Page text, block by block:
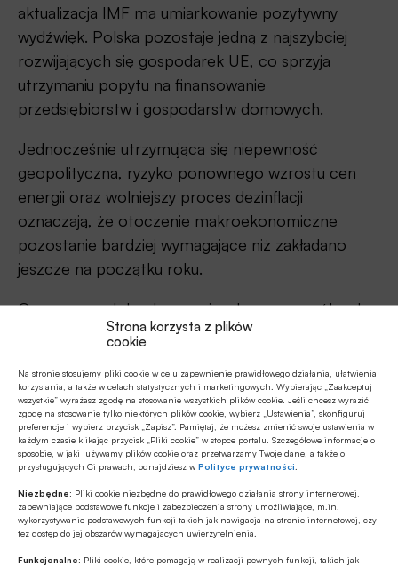
Strona korzysta z plików
cookie
Na stronie stosujemy pliki cookie w celu zapewnienie prawidłowego działania, ułatwienia
korzystania, a także w celach statystycznych i marketingowych. Wybierając „Zaakceptuj
wszystkie” wyrażasz zgodę na stosowanie wszystkich plików cookie. Jeśli chcesz wyrazić
zgodę na stosowanie tylko niektórych plików cookie, wybierz „Ustawienia”, skonfiguruj
preferencje i wybierz przycisk „Zapisz”. Pamiętaj, że możesz zmienić swoje ustawienia w
każdym czasie klikając przycisk „Pliki cookie” w stopce portalu. Szczegółowe informacje o
sposobie, w jaki używamy plików cookie oraz przetwarzamy Twoje dane, a także o
przysługujących Ci prawach, odnajdziesz wPolityce prywatności
Niezbędne: Pliki cookie niezbędne do prawidłowego działania strony internetowej,
zapewniające podstawowe funkcje i zabezpieczenia strony umożliwiające, m.in.
wykorzystywanie podstawowych funkcji takich jak nawigacja na stronie internetowej, czy
tez dostęp do jej obszarów wymagających uwierzytelnienia.
Funkcjonalne: Pliki cookie, które pomagają w realizacji pewnych funkcji, takich jak
aktualizacja IMF ma umiarkowanie pozytywny
wydźwięk. Polska pozostaje jedną z najszybciej
rozwijających się gospodarek UE, co sprzyja
utrzymaniu popytu na finansowanie
przedsiębiorstw i gospodarstw domowych.
Jednocześnie utrzymująca się niepewność
geopolityczna, ryzyko ponownego wzrostu cen
energii oraz wolniejszy proces dezinflacji
oznaczają, że otoczenie makroekonomiczne
pozostanie bardziej wymagające niż zakładano
jeszcze na początku roku.
O przewagach konkurencyjnych poszczególnych
krajów będą w coraz większym stopniu decydować
nowych technologii oraz jakość prowadzonej
polityki gospodarczej.